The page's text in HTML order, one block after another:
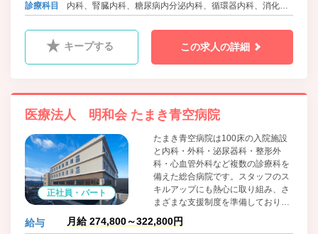
バス 徳島バス 鴨島線・神山線 早淵 徒歩3分
診療科目
内科、腎臓内科、糖尿病内分泌内科、循環器内科、消化器
外科、整形外科、泌尿器科、耳鼻咽喉科、脳神経外科、心
キープする この求人の詳細
医療法人 明和会 たまき青空病院
正社員・パート
たまき青空病院は100床の入院施設
と内科・外科・泌尿器科・整形外
科・心血管外科など複数の診療科を
備えた総合病院です。スタッフのス
キルアップにも熱心に取り組み、さ
まざまな支援制度を準備しておりま
す。また、各種保険・社宅・保育園
など福利厚生にも熱心に取り組み、
給与 月給 274,800～322,800円